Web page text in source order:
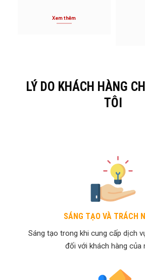
Xem thêm
LÝ DO KHÁCH HÀNG
TÔI
SÁNG TẠO VÀ TRÁCH
Sáng tạo trong khi cung cấp dịch
đối với khách hàng của